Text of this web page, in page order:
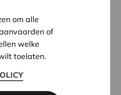
om alle
of
welke
toelaten.